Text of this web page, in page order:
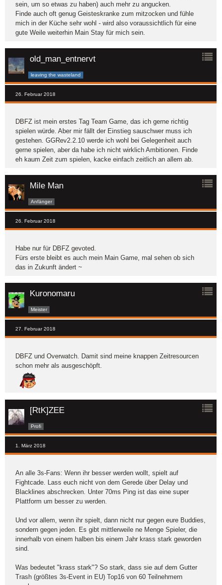
sein, um so etwas zu haben) auch mehr zu angucken.
Finde auch oft genug Geisteskranke zum mitzocken und fühle
mich in der Küche sehr wohl - wird also voraussichtlich für eine
gute Weile weiterhin Main Stay für mich sein.
old_man_entnervt
leaving the wasteland
26. Februar 2018
DBFZ ist mein erstes Tag Team Game, das ich gerne richtig
spielen würde. Aber mir fällt der Einstieg sauschwer muss ich
gestehen. GGRev2.2.10 werde ich wohl bei Gelegenheit auch
gerne spielen, aber da habe ich nicht wirklich Ambitionen. Finde
eh kaum Zeit zum spielen, kacke einfach zeitlich an allem ab.
Mile Man
Anfänger
26. Februar 2018
Habe nur für DBFZ gevoted.
Fürs erste bleibt es auch mein Main Game, mal sehen ob sich
das in Zukunft ändert ~
Kuronomaru
Meister
27. Februar 2018
DBFZ und Overwatch. Damit sind meine knappen Zeitresourcen
schon mehr als ausgeschöpft.
[RtK]ZEE
Profi
1. März 2018
An alle 3s-Fans: Wenn ihr besser werden wollt, spielt auf
Fightcade. Lass euch nicht von dem Gerede über Delay und
Blacklines abschrecken. Unter 70ms Ping ist das eine super
Plattform um besser zu werden.
Und vor allem, wenn ihr spielt, dann nicht nur gegen eure Buddies,
sondern gegen jeden. Es gibt mittlerweile ne Menge Spieler, die
innerhalb von einem halben bis einem Jahr krass stark geworden
sind.
Was bedeutet "krass stark"? So stark, dass sie auf dem Gutter
Trash (größtes 3s-Event in EU) Top16 von 60 Teilnehmern